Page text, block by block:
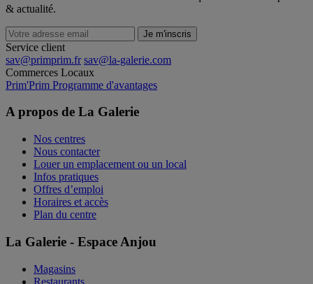
& actualité.
Je m'inscris
Service client
sav@primprim.fr sav@la-galerie.com
Commerces Locaux
Prim'Prim Programme d'avantages
A propos de La Galerie
Nos centres
Nous contacter
Louer un emplacement ou un local
Infos pratiques
Offres d’emploi
Horaires et accès
Plan du centre
La Galerie - Espace Anjou
Magasins
Restaurants